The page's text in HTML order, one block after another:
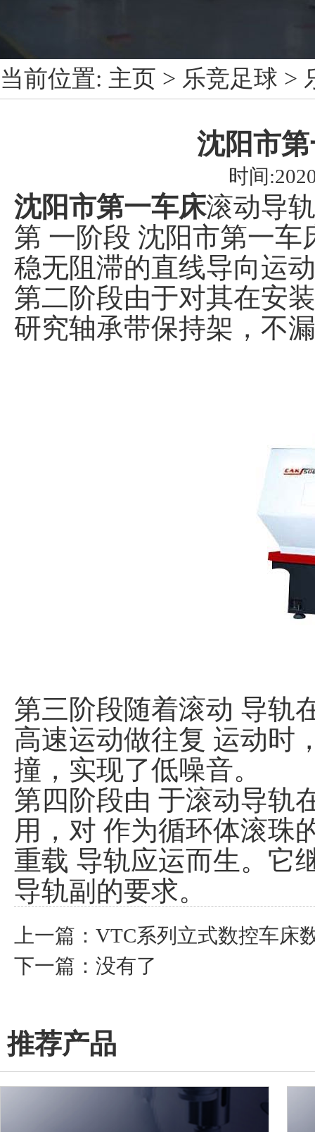
当前位置: 主页 > 乐竞足球 >
沈阳市
时间
沈阳市第一车床滚动导
第 一阶段 沈阳市第一
稳无阻滞的直线导向运
第二阶段由于对其在安
研究轴承带保持架，不
第三阶段随着滚动 导轨
高速运动做往复 运动时
撞，实现了低噪音。
第四阶段由 于滚动导轨
用，对 作为循环体滚珠
重载 导轨应运而生。它
导轨副的要求。
上一篇： VTC系列立式数控车床
下一篇：没有了
推荐产品